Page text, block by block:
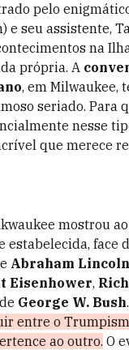
pelo enigmático
e seu assistente,
na
própria. A
, em Milwaukee,
seriado. Para
nesse
que merece
mostrou
estabelecida, face
Abraham
Eisenhower,
George W. Bush.
entre o
ao outro. O